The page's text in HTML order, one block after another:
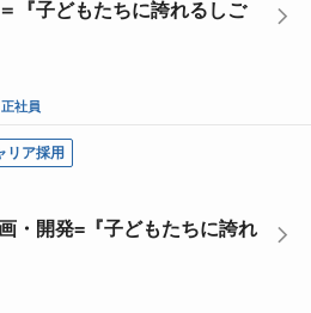
『子どもたちに誇れるしご
正社員
リア採用
・開発=『子どもたちに誇れ